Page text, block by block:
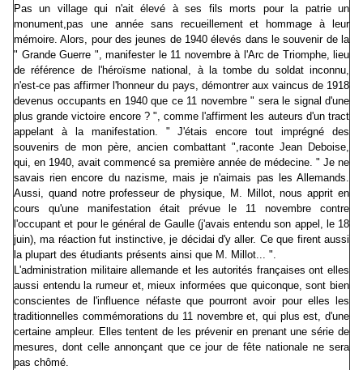
Pas un village qui n'ait élevé à ses fils morts pour la patrie un
monument,pas une année sans recueillement et hommage à leur
mémoire. Alors, pour des jeunes de 1940 élevés dans le souvenir de la
" Grande Guerre ", manifester le 11 novembre à l'Arc de Triomphe, lieu
de référence de l'héroïsme national, à la tombe du soldat inconnu,
n'est-ce pas affirmer l'honneur du pays, démontrer aux vaincus de 1918
devenus occupants en 1940 que ce 11 novembre " sera le signal d'une
plus grande victoire encore ? ", comme l'affirment les auteurs d'un tract
appelant à la manifestation. " J'étais encore tout imprégné des
souvenirs de mon père, ancien combattant ",raconte Jean Deboise,
qui, en 1940, avait commencé sa première année de médecine. " Je ne
savais rien encore du nazisme, mais je n'aimais pas les Allemands.
Aussi, quand notre professeur de physique, M. Millot, nous apprit en
cours qu'une manifestation était prévue le 11 novembre contre
l'occupant et pour le général de Gaulle (j'avais entendu son appel, le 18
juin), ma réaction fut instinctive, je décidai d'y aller. Ce que firent aussi
la plupart des étudiants présents ainsi que M. Millot... ".
L'administration militaire allemande et les autorités françaises ont elles
aussi entendu la rumeur et, mieux informées que quiconque, sont bien
conscientes de l'influence néfaste que pourront avoir pour elles les
traditionnelles commémorations du 11 novembre et, qui plus est, d'une
certaine ampleur. Elles tentent de les prévenir en prenant une série de
mesures, dont celle annonçant que ce jour de fête nationale ne sera
pas chômé.